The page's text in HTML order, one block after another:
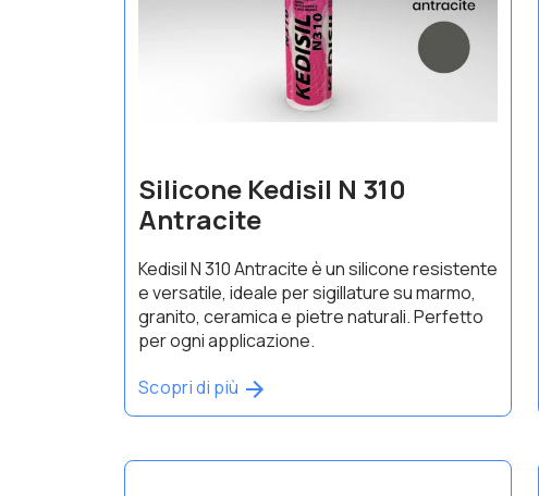
Silicone Kedisil N 310
Antracite
Kedisil N 310 Antracite è un silicone resistente
e versatile, ideale per sigillature su marmo,
granito, ceramica e pietre naturali. Perfetto
per ogni applicazione.
Scopri di più